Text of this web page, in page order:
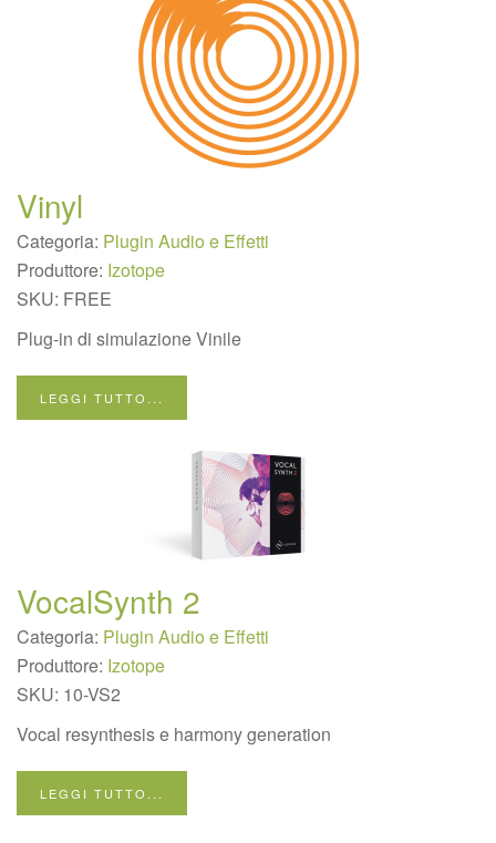
Vinyl
Categoria: Plugin Audio e Effetti
Produttore: Izotope
SKU: FREE
Plug-in di simulazione Vinile
LEGGI TUTTO...
VocalSynth 2
Categoria: Plugin Audio e Effetti
Produttore: Izotope
SKU: 10-VS2
Vocal resynthesis e harmony generation
LEGGI TUTTO...